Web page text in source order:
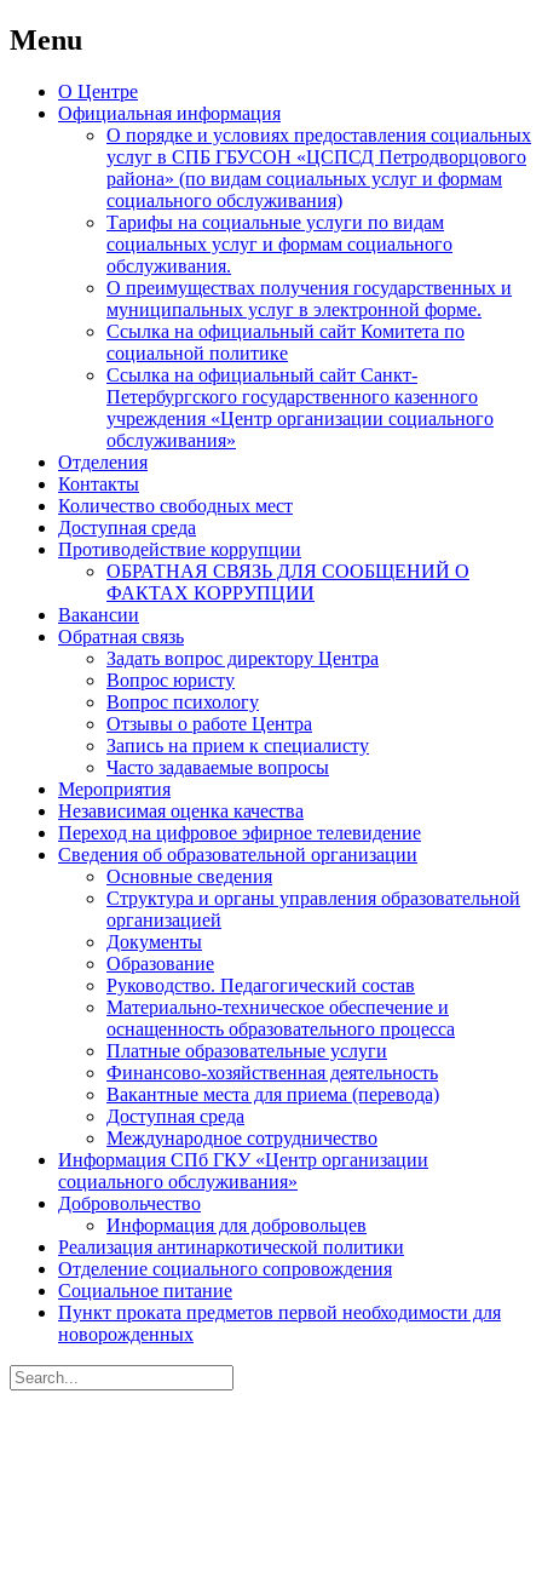
Menu
Skip
О Центре
Официальная информация
О порядке и условиях предоставления социальных
услуг в СПБ ГБУСОН «ЦСПСД Петродворцового
района» (по видам социальных услуг и формам
социального обслуживания)
Тарифы на социальные услуги по видам
социальных услуг и формам социального
обслуживания.
О преимуществах получения государственных и
муниципальных услуг в электронной форме.
Ссылка на официальный сайт Комитета по
социальной политике
Ссылка на официальный сайт Санкт-
Петербургского государственного казенного
учреждения «Центр организации социального
обслуживания»
Отделения
Контакты
Количество свободных мест
Доступная среда
Противодействие коррупции
ОБРАТНАЯ СВЯЗЬ ДЛЯ СООБЩЕНИЙ О
ФАКТАХ КОРРУПЦИИ
Вакансии
Обратная связь
Задать вопрос директору Центра
Вопрос юристу
Вопрос психологу
Отзывы о работе Центра
Запись на прием к специалисту
Часто задаваемые вопросы
Мероприятия
Независимая оценка качества
Переход на цифровое эфирное телевидение
Сведения об образовательной организации
Основные сведения
Структура и органы управления образовательной
организацией
Документы
Образование
Руководство. Педагогический состав
Материально-техническое обеспечение и
оснащенность образовательного процесса
Платные образовательные услуги
Финансово-хозяйственная деятельность
Вакантные места для приема (перевода)
Доступная среда
Международное сотрудничество
Информация СПб ГКУ «Центр организации
социального обслуживания»
Добровольчество
Информация для добровольцев
Реализация антинаркотической политики
Отделение социального сопровождения
Социальное питание
Пункт проката предметов первой необходимости для
новорожденных
Search
for: